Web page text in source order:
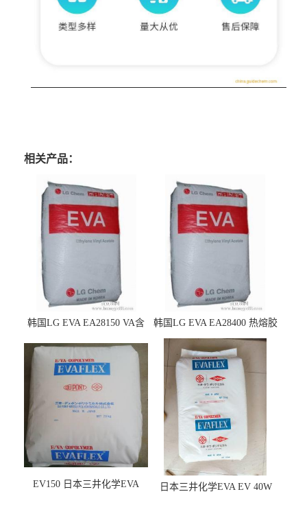
相关产品：
韩国LG EVA EA28150 VA含
韩国LG EVA EA28400 热熔胶
级 VA含量28 熔指400
EV150 日本三井化学EVA
日本三井化学EVA EV 40W